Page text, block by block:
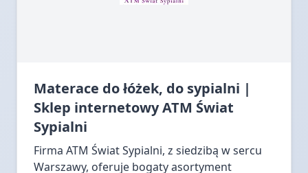
Materace do łóżek, do sypialni |
Sklep internetowy ATM Świat
Sypialni
Firma ATM Świat Sypialni, z siedzibą w sercu
Warszawy, oferuje bogaty asortyment